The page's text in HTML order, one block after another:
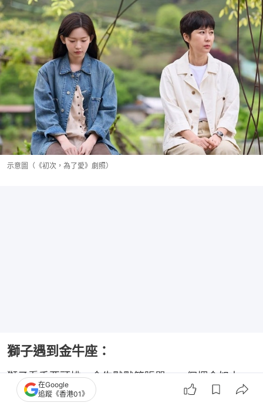
示意圖（《初次，為了愛》劇照）
獅子遇到金牛座：
獅子看秀要頭排，金牛默默算賬單。一個揮金如土，
一個精打細算。和諧度兩顆星！獅子可能把金牛當
在Google
追蹤《香港01》